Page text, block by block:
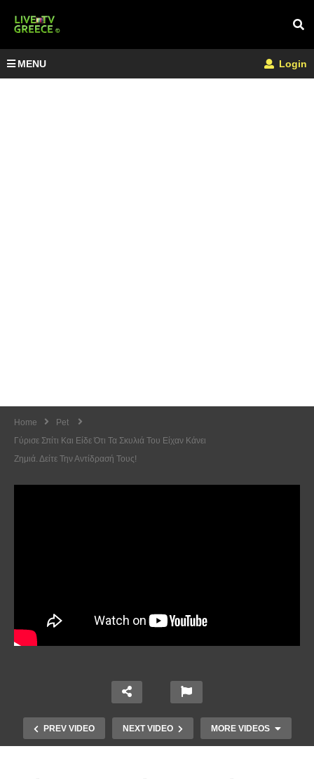
MENU Login
Home
Pet
Γύρισε Σπίτι Και Είδε Ότι Τα Σκυλιά Του Είχαν Κάνει
Ζημιά. Δείτε Την Αντίδρασή Τους!
PREV VIDEO NEXT VIDEO MORE VIDEOS